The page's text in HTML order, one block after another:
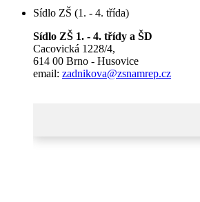
Sídlo ZŠ (1. - 4. třída)
Sídlo ZŠ 1. - 4. třídy a ŠD
Cacovická 1228/4,
614 00 Brno - Husovice
email: zadnikova@zsnamrep.cz